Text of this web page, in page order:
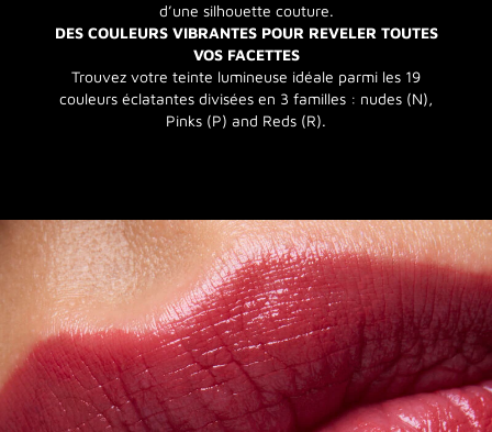
d’une silhouette couture.
DES COULEURS VIBRANTES POUR REVELER TOUTES
VOS FACETTES
Trouvez votre teinte lumineuse idéale parmi les 19
couleurs éclatantes divisées en 3 familles : nudes (N),
Pinks (P) and Reds (R).